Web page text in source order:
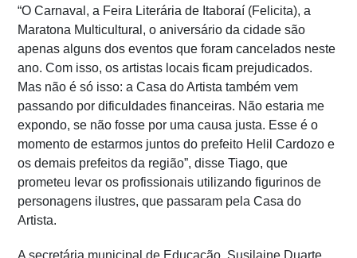
“O Carnaval, a Feira Literária de Itaboraí (Felicita), a
Maratona Multicultural, o aniversário da cidade são
apenas alguns dos eventos que foram cancelados neste
ano. Com isso, os artistas locais ficam prejudicados.
Mas não é só isso: a Casa do Artista também vem
passando por dificuldades financeiras. Não estaria me
expondo, se não fosse por uma causa justa. Esse é o
momento de estarmos juntos do prefeito Helil Cardozo e
os demais prefeitos da região”, disse Tiago, que
prometeu levar os profissionais utilizando figurinos de
personagens ilustres, que passaram pela Casa do
Artista.
A secretária municipal de Educação, Susilaine Duarte,